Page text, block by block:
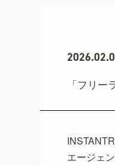
「フリ
エージェ